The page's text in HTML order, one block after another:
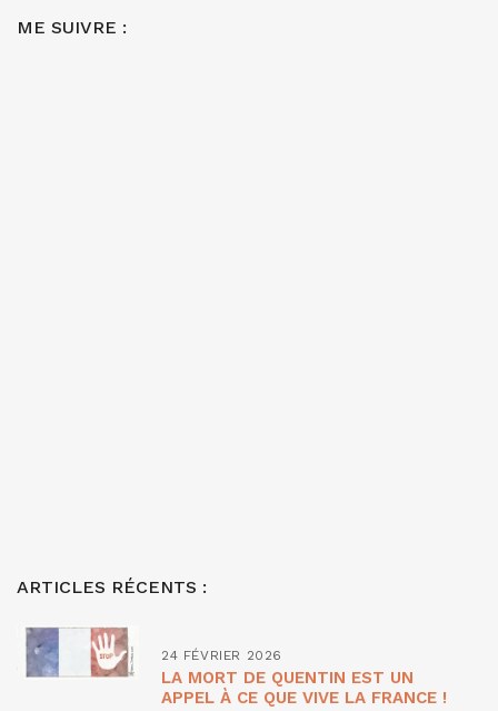
ME SUIVRE :
ARTICLES RÉCENTS :
24 FÉVRIER 2026
LA MORT DE QUENTIN EST UN
APPEL À CE QUE VIVE LA FRANCE !